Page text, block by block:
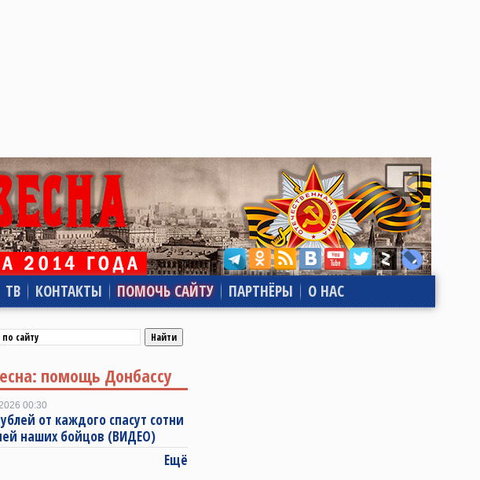
ТВ КОНТАКТЫ ПОМОЧЬ САЙТУ ПАРТНЁРЫ О НАС
помощь Донбассу
00:30
от каждого спасут сотни
наших бойцов (ВИДЕО)
Ещё